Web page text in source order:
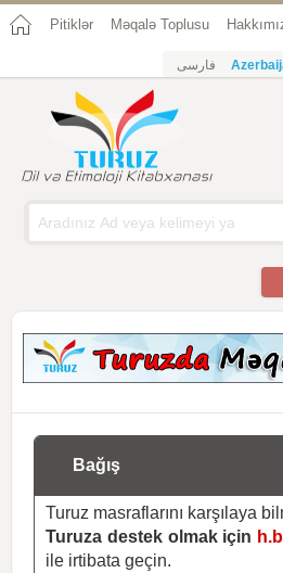
Pitiklər Məqalə Toplusu
فارسی
Bağış
Turuz masraflarını karşılaya
Turuza destek olmak için
ile irtibata geçin.